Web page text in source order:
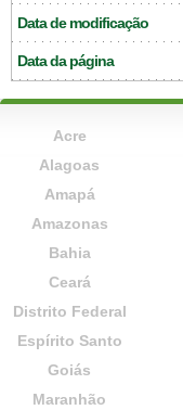
Data de modificação
Data da página
Acre
Alagoas
Amapá
Amazonas
Bahia
Ceará
Distrito Federal
Espírito Santo
Goiás
Maranhão